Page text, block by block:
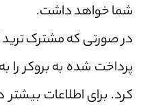
شما خواهد داشت.
در صورتی که مشترک ترید
پرداخت شده به بروکر را
کرد. برای اطلاعات بیشتر